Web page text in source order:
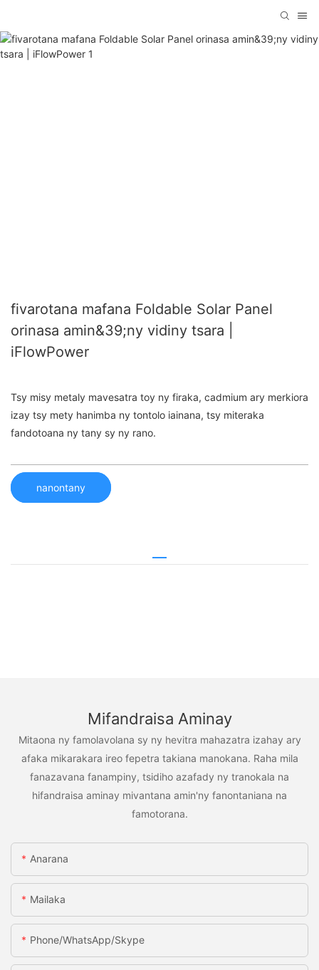
fivarotana mafana Foldable Solar Panel
orinasa amin&39;ny vidiny tsara |
iFlowPower
Tsy misy metaly mavesatra toy ny firaka, cadmium ary merkiora
izay tsy mety hanimba ny tontolo iainana, tsy miteraka
fandotoana ny tany sy ny rano.
nanontany
Mifandraisa Aminay
Mitaona ny famolavolana sy ny hevitra mahazatra izahay ary
afaka mikarakara ireo fepetra takiana manokana. Raha mila
fanazavana fanampiny, tsidiho azafady ny tranokala na
hifandraisa aminay mivantana amin'ny fanontaniana na
famotorana.
Anarana
Mailaka
Phone/WhatsApp/Skype